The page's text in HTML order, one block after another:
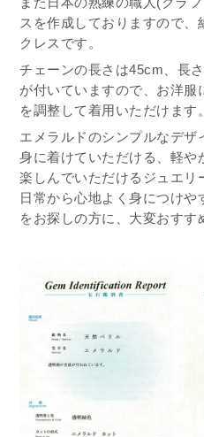
スを作成しておりますので、
クレスです。
チェーンの長さは45cm、長
が付いていますので、お洋服
を調整して着用いただけます。
エメラルドのシンプルなデザ
身に着けていただける、軽や
楽しんでいただけるジュエリ
日常から心地よく身につけや
をお探しの方に、大変おすす